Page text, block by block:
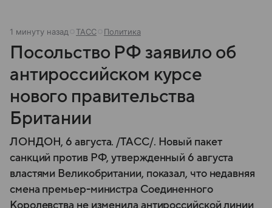
1 минуту назад ТАСС Политика
Посольство РФ заявило об
антироссийском курсе
нового правительства
Британии
ЛОНДОН, 6 августа. /ТАСС/. Новый пакет
санкций против РФ, утвержденный 6 августа
властями Великобритании, показал, что недавняя
смена премьер-министра Соединенного
Королевства не изменила антироссийской линии